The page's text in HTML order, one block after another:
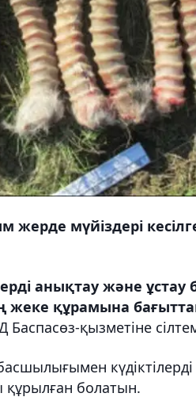
мүйіздері
анықтау және
жеке құрамына
қызметіне
күдіктілерді
құрылған болатын.